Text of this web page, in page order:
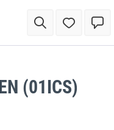
(01ICS)